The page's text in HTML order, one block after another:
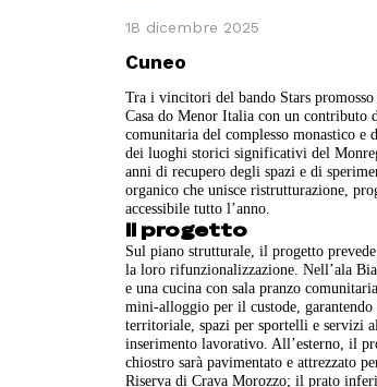
18 dicembre 2025
Cuneo
Tra i vincitori del bando Stars
Casa do Menor Italia con un contributo
comunitaria del complesso monastico
dei luoghi storici significativi del
anni di recupero degli spazi e di
organico che unisce ristrutturazione,
accessibile tutto l’anno.
Il progetto
Sul piano strutturale, il progetto
la loro rifunzionalizzazione. Nell’ala
e una cucina con sala pranzo
mini-alloggio per il custode, garantendo
territoriale, spazi per sportelli e servizi
inserimento lavorativo. All’esterno, il
chiostro sarà pavimentato e attrezzato
Riserva di Crava Morozzo; il prato